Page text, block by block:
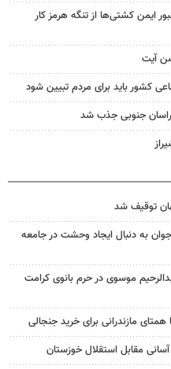
ایمن کشتی‌ها از تنگه هرمز کار
آیت
کشور باید برای مردم تبیین شود
به دنبال ایجاد وحشت در جامعه
موسوی در حرم بانوی کرامت
مازندرانی برای خرید جنجالی
آسانی مقابل استقلال خوزستان